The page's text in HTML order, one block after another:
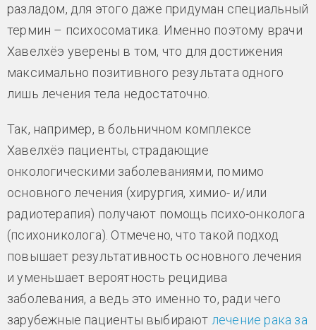
разладом, для этого даже придуман специальный
термин – психосоматика. Именно поэтому врачи
Хавелхёэ уверены в том, что для достижения
максимально позитивного результата одного
лишь лечения тела недостаточно.
Так, например, в больничном комплексе
Хавелхёэ пациенты, страдающие
онкологическими заболеваниями, помимо
основного лечения (хирургия, химио- и/или
радиотерапия) получают помощь психо-онколога
(психониколога). Отмечено, что такой подход
повышает результативность основного лечения
и уменьшает вероятность рецидива
заболевания, а ведь это именно то, ради чего
зарубежные пациенты выбирают лечение рака за